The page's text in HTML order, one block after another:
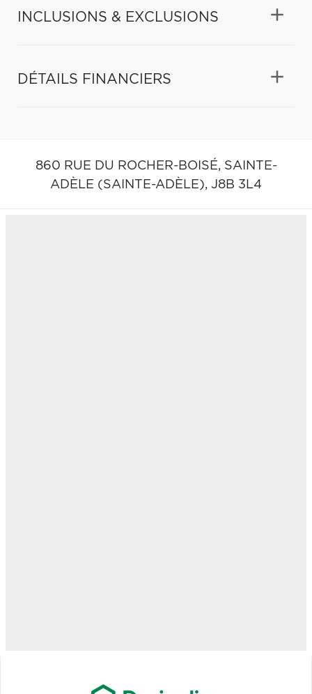
INCLUSIONS & EXCLUSIONS
DÉTAILS FINANCIERS
860 RUE DU ROCHER-BOISÉ, SAINTE-
ADÈLE (SAINTE-ADÈLE), J8B 3L4